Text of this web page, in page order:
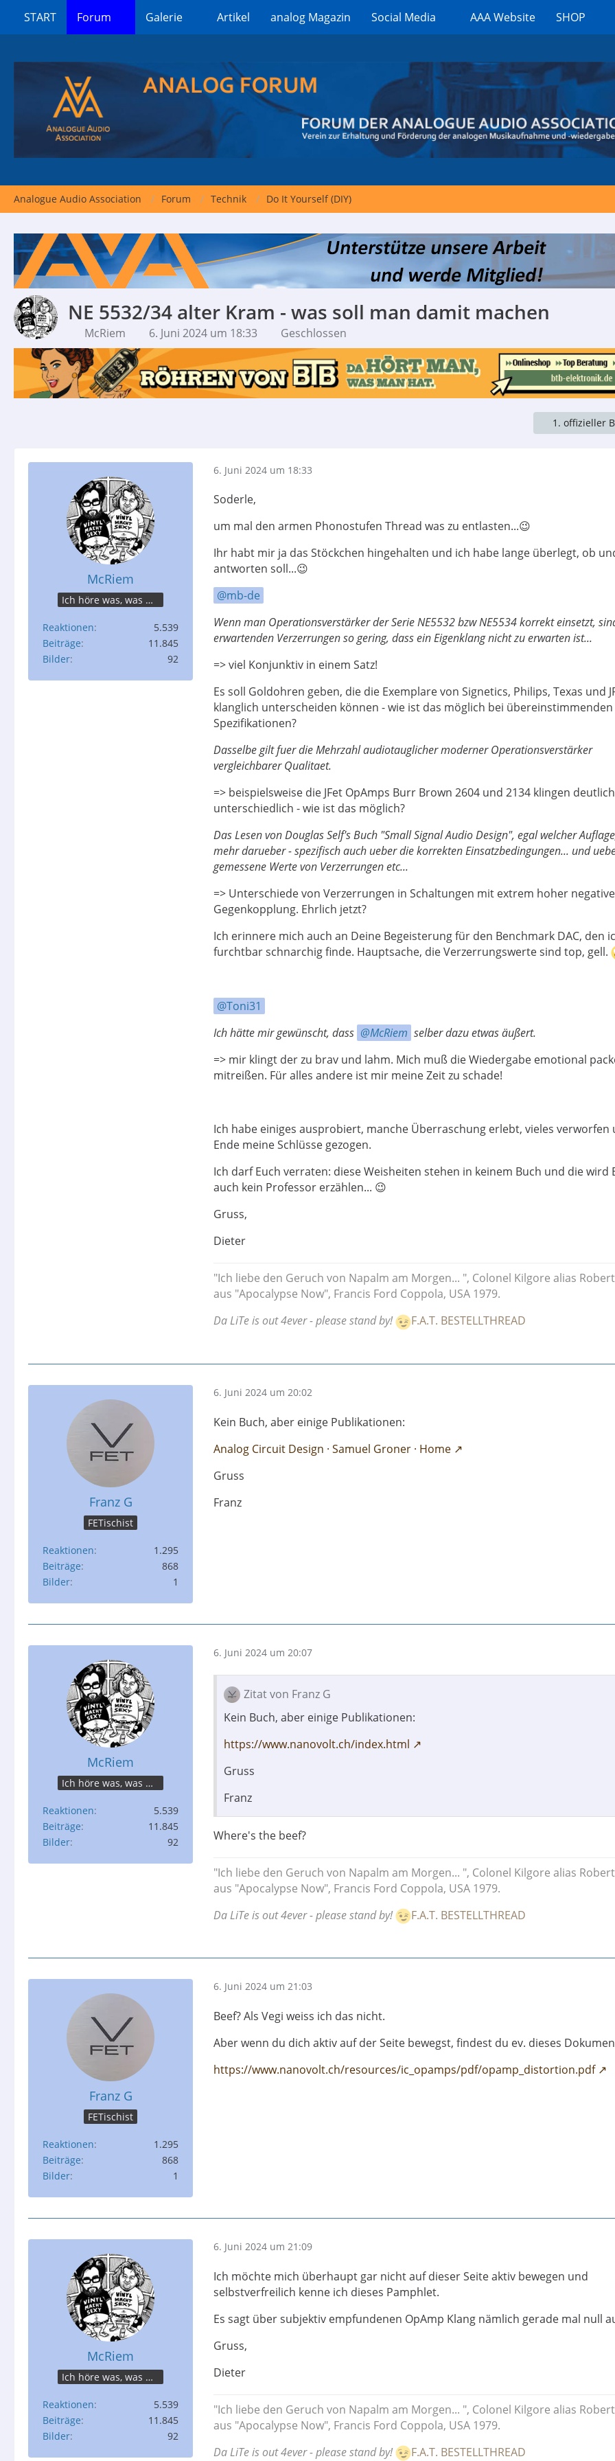
START Forum Galerie Artikel analog Magazin Social Media AAA Website SHOP
Analogue Audio Association Forum Technik Do It Yourself (DIY)
NE 5532/34 alter Kram - was soll man damit machen
McRiem 6. Juni 2024 um 18:33 Geschlossen
1. offizieller
McRiem
Ich höre was, was Du nicht misst.
Reaktionen
5.539
Beiträge
11.845
Bilder
92
6. Juni 2024 um 18:33
Soderle,
um mal den armen Phonostufen Thread was zu entlasten...😉
Ihr habt mir ja das Stöckchen hingehalten und ich habe lange überlegt, ob
antworten soll...😉
mb-de
Wenn man Operationsverstärker der Serie NE5532 bzw NE5534 korrekt einsetzt,
erwartenden Verzerrungen so gering, dass ein Eigenklang nicht zu erwarten ist...
=> viel Konjunktiv in einem Satz!
Es soll Goldohren geben, die die Exemplare von Signetics, Philips, Texas und
klanglich unterscheiden können - wie ist das möglich bei übereinstimmenden
Spezifikationen?
Dasselbe gilt fuer die Mehrzahl audiotauglicher moderner Operationsverstärker
vergleichbarer Qualitaet.
=> beispielsweise die JFet OpAmps Burr Brown 2604 und 2134 klingen deutlich
unterschiedlich - wie ist das möglich?
Das Lesen von Douglas Self's Buch "Small Signal Audio Design", egal welcher
mehr darueber - spezifisch auch ueber die korrekten Einsatzbedingungen... und
gemessene Werte von Verzerrungen etc...
=> Unterschiede von Verzerrungen in Schaltungen mit extrem hoher
Gegenkopplung. Ehrlich jetzt?
Ich erinnere mich auch an Deine Begeisterung für den Benchmark DAC, den
furchtbar schnarchig finde. Hauptsache, die Verzerrungswerte sind top, gell.
Toni31
Ich hätte mir gewünscht, dass
McRiem selber dazu etwas äußert.
=> mir klingt der zu brav und lahm. Mich muß die Wiedergabe emotional
mitreißen. Für alles andere ist mir meine Zeit zu schade!
Ich habe einiges ausprobiert, manche Überraschung erlebt, vieles verworfen
Ende meine Schlüsse gezogen.
Ich darf Euch verraten: diese Weisheiten stehen in keinem Buch und die wird
auch kein Professor erzählen... 😉
Gruss,
Dieter
"Ich liebe den Geruch von Napalm am Morgen... ", Colonel Kilgore alias
aus "Apocalypse Now", Francis Ford Coppola, USA 1979.
Da LiTe is out 4ever - please stand by!
F.A.T. BESTELLTHREAD
Franz G
FETischist
Reaktionen
1.295
Beiträge
868
Bilder
1
6. Juni 2024 um 20:02
Kein Buch, aber einige Publikationen:
Analog Circuit Design · Samuel Groner · Home
Gruss
Franz
McRiem
Ich höre was, was Du nicht misst.
Reaktionen
5.539
Beiträge
11.845
Bilder
92
6. Juni 2024 um 20:07
Zitat von Franz G
Kein Buch, aber einige Publikationen:
https://www.nanovolt.ch/index.html
Gruss
Franz
Where's the beef?
"Ich liebe den Geruch von Napalm am Morgen... ", Colonel Kilgore alias
aus "Apocalypse Now", Francis Ford Coppola, USA 1979.
Da LiTe is out 4ever - please stand by!
F.A.T. BESTELLTHREAD
Franz G
FETischist
Reaktionen
1.295
Beiträge
868
Bilder
1
6. Juni 2024 um 21:03
Beef? Als Vegi weiss ich das nicht.
Aber wenn du dich aktiv auf der Seite bewegst, findest du ev. dieses
https://www.nanovolt.ch/resources/ic_opamps/pdf/opamp_distortion.pdf
McRiem
Ich höre was, was Du nicht misst.
Reaktionen
5.539
Beiträge
11.845
Bilder
92
6. Juni 2024 um 21:09
Ich möchte mich überhaupt gar nicht auf dieser Seite aktiv bewegen und
selbstverfreilich kenne ich dieses Pamphlet.
Es sagt über subjektiv empfundenen OpAmp Klang nämlich gerade mal null
Gruss,
Dieter
"Ich liebe den Geruch von Napalm am Morgen... ", Colonel Kilgore alias
aus "Apocalypse Now", Francis Ford Coppola, USA 1979.
Da LiTe is out 4ever - please stand by!
F.A.T. BESTELLTHREAD